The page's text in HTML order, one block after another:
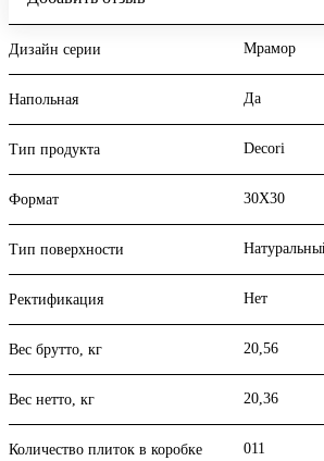
Дизайн серии Мрамор
Напольная Да
Тип продукта Decori
Формат 30X30
Тип поверхности
Ректификация Нет
Вес брутто, кг 20,56
Вес нетто, кг 20,36
Количество плиток в коробке 011